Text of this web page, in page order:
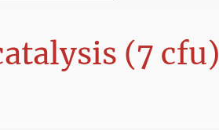
(7 cfu)